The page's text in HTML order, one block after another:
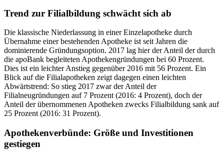
Trend zur Filialbildung schwächt sich ab
Die klassische Niederlassung in einer Einzelapotheke durch
Übernahme einer bestehenden Apotheke ist seit Jahren die
dominierende Gründungsoption. 2017 lag hier der Anteil der durch
die apoBank begleiteten Apothekengründungen bei 60 Prozent.
Dies ist ein leichter Anstieg gegenüber 2016 mit 56 Prozent. Ein
Blick auf die Filialapotheken zeigt dagegen einen leichten
Abwärtstrend: So stieg 2017 zwar der Anteil der
Filialneugründungen auf 7 Prozent (2016: 4 Prozent), doch der
Anteil der übernommenen Apotheken zwecks Filialbildung sank auf
25 Prozent (2016: 31 Prozent).
Apothekenverbünde: Größe und Investitionen
gestiegen